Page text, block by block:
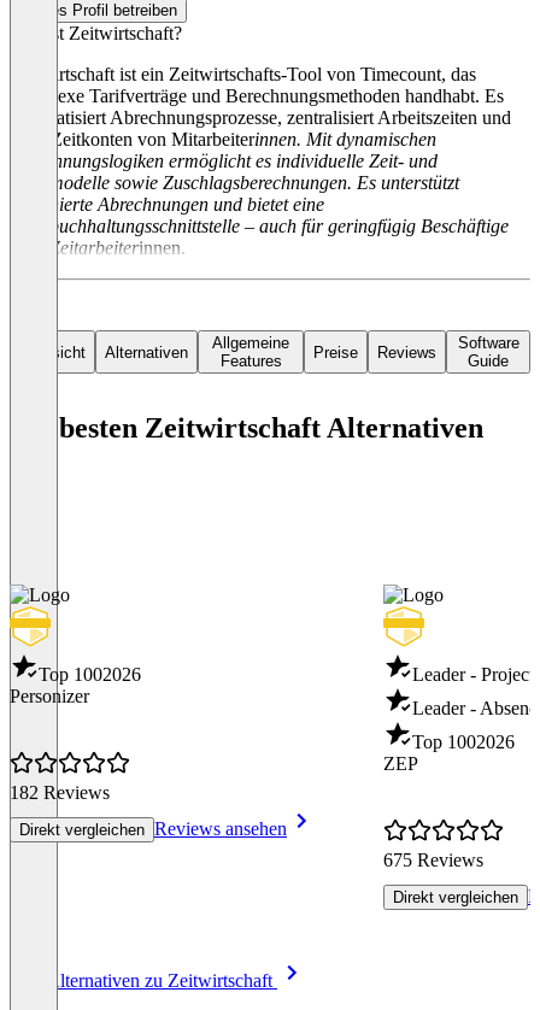
Dieses Profil betreiben
Was ist Zeitwirtschaft?
Zeitwirtschaft ist ein Zeitwirtschafts-Tool von Timecount, das
komplexe Tarifverträge und Berechnungsmethoden handhabt. Es
automatisiert Abrechnungsprozesse, zentralisiert Arbeitszeiten und
führt Zeitkonten von Mitarbeiterinnen. Mit dynamischen
Berechnungslogiken ermöglicht es individuelle Zeit- und
Lohnmodelle sowie Zuschlagsberechnungen. Es unterstützt
terminierte Abrechnungen und bietet eine
Lohnbuchhaltungsschnittstelle – auch für geringfügig Beschäftige
oder Zeitarbeiterinnen.
Übersicht Alternativen
Allgemeine
Features
Preise Reviews
Software
Guide
Die besten Zeitwirtschaft Alternativen
Top 1002026
Personizer
182 Reviews
Direkt vergleichen Reviews ansehen
Leader - Project
Leader -
Top 1002026
ZEP
675 Reviews
Direkt vergleichen
Alle Alternativen zu Zeitwirtschaft